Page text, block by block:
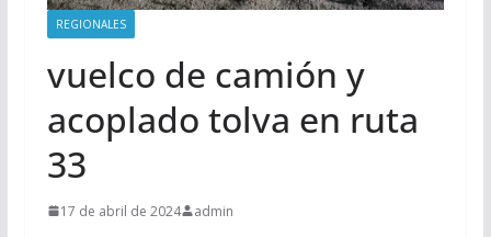
REGIONALES
vuelco de camión y
acoplado tolva en ruta
33
17 de abril de 2024 admin